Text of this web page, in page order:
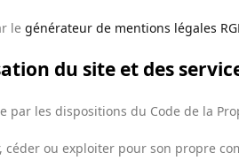
le générateur de mentions légales
du site et des
par les dispositions du Code de la
ou exploiter pour son propre